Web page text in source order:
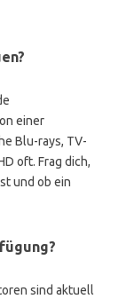
einer
Blu-rays, TV-
oft. Frag dich,
und ob ein
sind aktuell